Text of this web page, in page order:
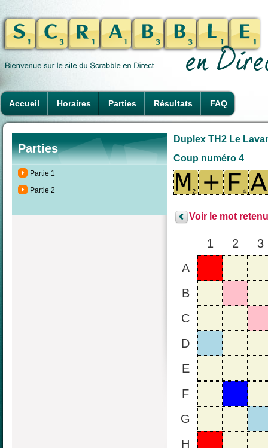
Accueil Horaires Parties Résultats FAQ
Parties
Partie 1
Partie 2
Duplex TH2 Le
Coup numéro 4
Voir le mot
1 2
3
A
B
C
D
E
F
G
H